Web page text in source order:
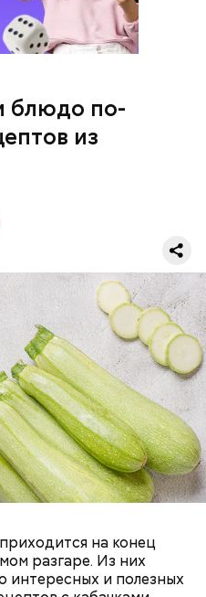
блюдо по-
из
на конец
разгаре. Из них
интересных и полезных